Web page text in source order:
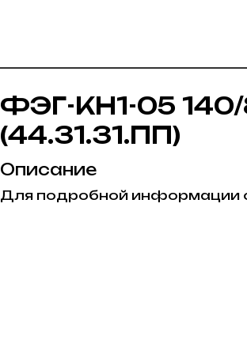
ФЭГ-КН1-05
(44.31.31.ПП)
Описание
Для подробной информации